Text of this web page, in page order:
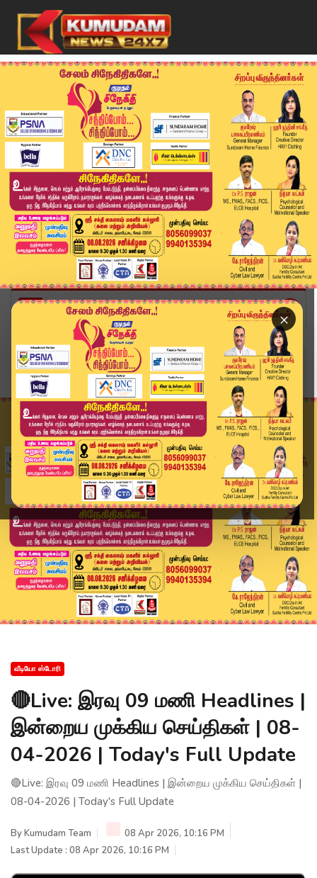
×
Home
வீடியோ ஸ்டோரி
🔴Live: இரவு 09 மணி Headlines | இன்றைய முக்கிய...
வீடியோ ஸ்டோரி
🔴Live: இரவு 09 மணி Headlines |
இன்றைய முக்கிய செய்திகள் | 08-
04-2026 | Today's Full Update
🔴Live: இரவு 09 மணி Headlines | இன்றைய முக்கிய செய்திகள் |
08-04-2026 | Today's Full Update
ByKumudam Team
08 Apr 2026, 10:16 PM
Last Update : 08 Apr 2026, 10:16 PM